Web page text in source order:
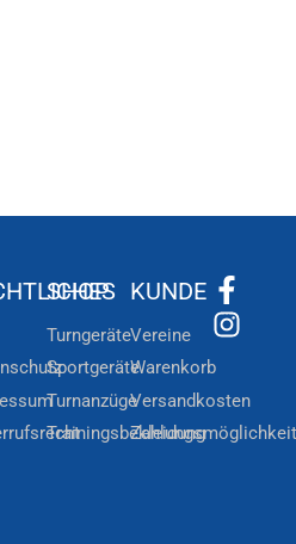
SHOP
Turngeräte
Sportgeräte
Turnanzüge
Trainingsbekleidung
KUNDE
Vereine
Warenkorb
Versandkosten